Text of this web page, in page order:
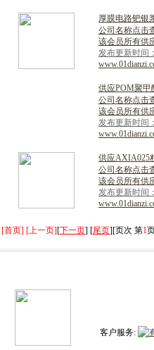
厚膜电路钯银
公司名称点击
该会员所有供
发布更新时间
供应POM聚甲
公司名称点击
该会员所有供
发布更新时间
供应AXIA025
公司名称点击
该会员所有供
发布更新时间
[首页] [上一页][下一页] [尾页][页次 第1
客户服务: